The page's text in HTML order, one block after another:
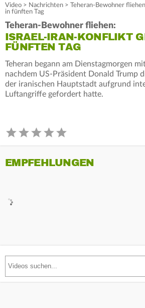
Video > Nachrichten > Teheran-Bewohner
in fünften Tag
Teheran-Bewohner fliehen:
ISRAEL-IRAN-KONFLIKT
FÜNFTEN TAG
Teheran begann am Dienstagmorgen
nachdem US-Präsident Donald Trump
der iranischen Hauptstadt aufgrund
Luftangriffe gefordert hatte.
EMPFEHLUNGEN